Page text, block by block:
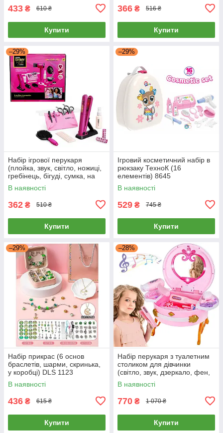
433 ₴ 610 ₴
Купити
366 ₴ 516 ₴
Купити
–29%
Набір ігрової перукаря
(плойка, звук, світло, ножиці,
гребінець, бігуді, сумка, на
батарейці) 626031
В наявності
362 ₴ 510 ₴
Купити
–29%
Ігровий косметичний набір в
рюкзаку ТехноК (16
елементів) 8645
В наявності
529 ₴ 745 ₴
Купити
–29%
Набір прикрас (6 основ
браслетів, шарми, скринька,
у коробці) DLS 1123
В наявності
436 ₴ 615 ₴
Купити
–28%
Набір перукаря з туалетним
столиком для дівчинки
(світло, звук, дзеркало, фен,
аксесуари) 0807-36
В наявності
770 ₴ 1 070 ₴
Купити